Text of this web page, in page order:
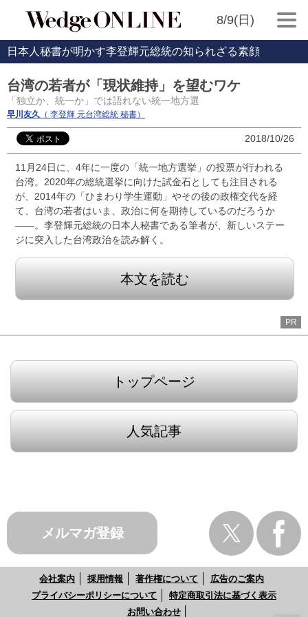
8/9(日)
日本人秘書が明かす李登輝元総統の知られざる素顔
台湾の若者が「現状維持」を望むワケ
「独立か、統一か」では語れない統一地方選
早川友久 （ 李登輝 元台湾総統 秘書）
2018/10/26
11月24日に、4年に一度の「統一地方選挙」の投票が行われる
台湾。2020年の総統選挙に向けた試金石としても注目される
が、2014年の「ひまわり学生運動」やその後の政権交代を経
て、台湾の若者はいま、政治に何を期待しているのだろうか
――。李登輝元総統の日本人秘書である筆者が、新しいステー
ジに突入した台湾政治を読み解く。
本文を読む
PR
トップページ
人気記事
メルマガ登録
会社案内 採用情報 著作権について
広告のご案内
プライバシーポリシーについて
特定商取引法に基づく表示
お問い合わせ